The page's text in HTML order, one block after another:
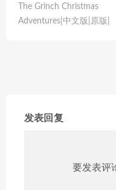
The Grinch Christmas
Adventures|中文版|原版|
发表回复
要发表评